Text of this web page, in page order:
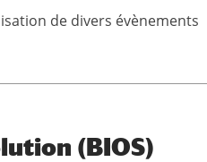
de divers évènements
(BIOS)